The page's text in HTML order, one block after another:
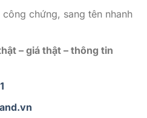
chứng, sang tên nhanh
– giá thật – thông tin